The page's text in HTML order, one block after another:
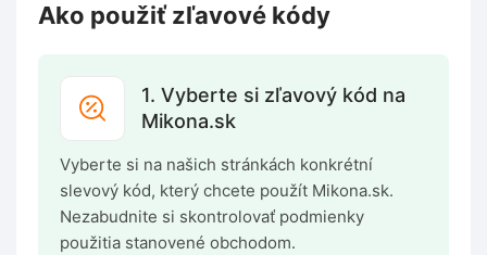
Ako použiť zľavové kódy
1. Vyberte si zľavový kód na
Mikona.sk
Vyberte si na našich stránkách konkrétní
slevový kód, který chcete použít Mikona.sk.
Nezabudnite si skontrolovať podmienky
použitia stanovené obchodom.